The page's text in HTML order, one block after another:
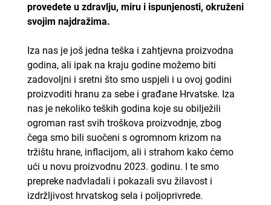
provedete u zdravlju, miru i ispunjenosti, okruženi
svojim najdražima.
Iza nas je još jedna teška i zahtjevna proizvodna
godina, ali ipak na kraju godine možemo biti
zadovoljni i sretni što smo uspjeli i u ovoj godini
proizvoditi hranu za sebe i građane Hrvatske. Iza
nas je nekoliko teških godina koje su obilježili
ogroman rast svih troškova proizvodnje, zbog
čega smo bili suočeni s ogromnom krizom na
tržištu hrane, inflacijom, ali i strahom kako ćemo
ući u novu proizvodnu 2023. godinu. I te smo
prepreke nadvladali i pokazali svu žilavost i
izdržljivost hrvatskog sela i poljoprivrede.